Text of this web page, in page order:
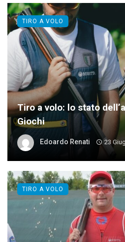
Tiro a volo: lo stato
Giochi
Edoardo Renati 23
TIRO A VOLO
TIRO A VOLO